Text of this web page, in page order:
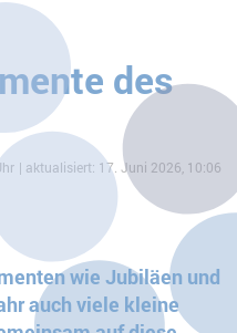
des
aktualisiert: 17. Juni 2026, 10:06
wie Jubiläen und
auch viele kleine